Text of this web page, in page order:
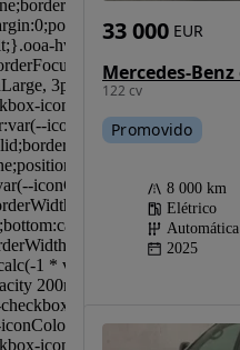
122 cv
33 000 EUR
Promovido
8 000 km
Elétrico
Automática
2025